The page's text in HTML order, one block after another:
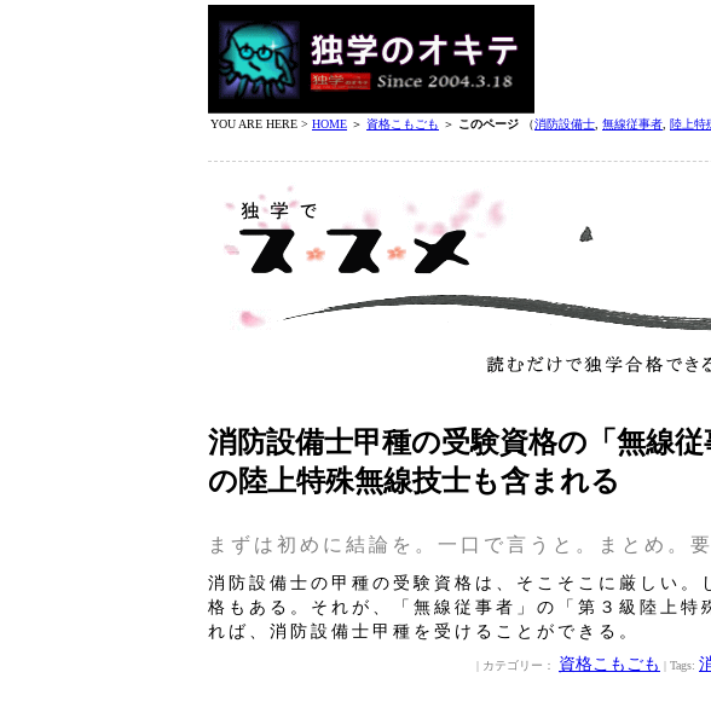
YOU ARE HERE > HOME ＞ 資格こもごも ＞ このページ （消防設備士 無線従事者 陸上特
消防設備士甲種の受験資格の「無線
の陸上特殊無線技士も含まれる
まずは初めに結論を。一口で言うと。まとめ。要
消防設備士の甲種の受験資格は、そこそこに厳しい。
格もある。それが、「無線従事者」の「第３級陸上特
れば、消防設備士甲種を受けることができる。
| カテゴリー： 資格こもごも | Tags: